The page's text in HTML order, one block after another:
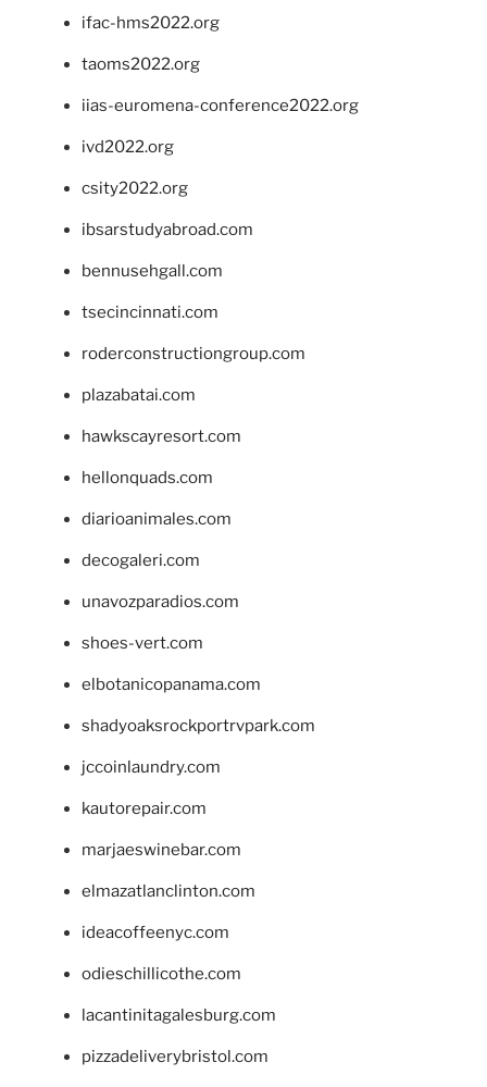
ifac-hms2022.org
taoms2022.org
iias-euromena-conference2022.org
ivd2022.org
csity2022.org
ibsarstudyabroad.com
bennusehgall.com
tsecincinnati.com
roderconstructiongroup.com
plazabatai.com
hawkscayresort.com
hellonquads.com
diarioanimales.com
decogaleri.com
unavozparadios.com
shoes-vert.com
elbotanicopanama.com
shadyoaksrockportrvpark.com
jccoinlaundry.com
kautorepair.com
marjaeswinebar.com
elmazatlanclinton.com
ideacoffeenyc.com
odieschillicothe.com
lacantinitagalesburg.com
pizzadeliverybristol.com